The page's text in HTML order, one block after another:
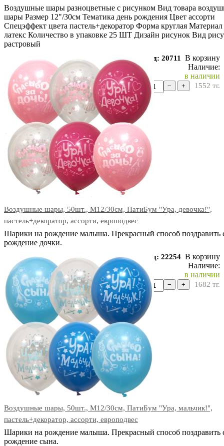
Воздушные шары разноцветные с рисунком Вид товара
шары Размер 12"/30см Тематика день рождения Цвет ассорти
Спецэффект цвета пастель+декоратор Форма круглая Материал
латекс Количество в упаковке 25 ШТ Дизайн рисунок Вид
растровый
Код: 20711
В корзину
Наличие:
в наличии
1552 тг.
− +
Воздушные шары, 50шт., М12/30см, ПатиБум "Ура, девочка!",
пастель+декоратор, ассорти, европодвес
Шарики на рождение малыша. Прекрасный способ поздравить
рождение дочки.
Код: 22254 В корзину
Наличие:
в наличии
1682 тг.
− +
Воздушные шары, 50шт., М12/30см, ПатиБум "Ура, мальчик!",
пастель+декоратор, ассорти, европодвес
Шарики на рождение малыша. Прекрасный способ поздравить
рождение сына.